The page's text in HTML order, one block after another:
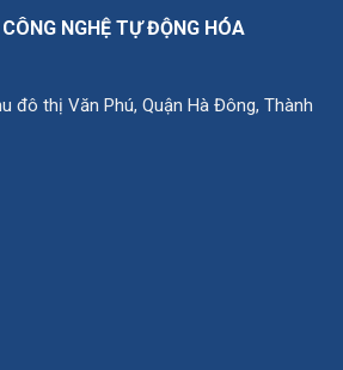
NGHỆ TỰ ĐỘNG HÓA
đô thị Văn Phú, Quận Hà Đông, Thành